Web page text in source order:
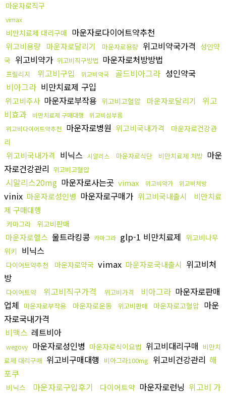
마운자로직구
vimax
비만치료제 대리구매 마운자로다이어트약추천
위고비용량 마운자로달리기 마운자로용량 위고비약국가격 성인약
국 위고비약가 위고비직구방법 마운자로처방방법
프릴리지 위고비구입 위고비약국 골드비아그라 성인약국
비아그라 비만치료제 구입
위고비주사 마운자로부작용 위고비고혈압 마운자로달리기
위고
비효과
비만치료제 구매대행
위고비심부름
위고비다이어트약추천 마운자로병원 위고비국내가격
마운자로건강관
리
위고비국내가격 비닉스 시알리스 마운자로식단 비만치료제 처방 마운
자로건강관리 위고비고혈압
시알리스20mg 마운자로사는곳 vimax 위고비약가 위고비처방
vinix 마운자로성인병 마운자로구매가 위고비국내출시
비만치료
제 구매대행
카마그라 위고비판매
마운자로헬스 울트라킹콩 카마그라 glp-1 비만치료제 위고비나무
위키 비닉스
다이어트약추천 마운자로약국 vimax 마운자로국내출시 위고비처
방
다이어트약 위고비직구가격 위고비가격 비아그라 마운자로판매
업체 마운자로부작용 마운자로운동 위고비판매 마운자로고혈압 마운
자로국내가격
비맥스 레트비아
wegovy 마운자로성인병 마운자로식이요법 위고비대리구매 비만치
료제 대리구매 위고비구매대행 비아그라100mg 위고비건강관리 해
포쿠
비닉스 마운자로구입후기 다이어트약 마운자로런닝 위고비 가